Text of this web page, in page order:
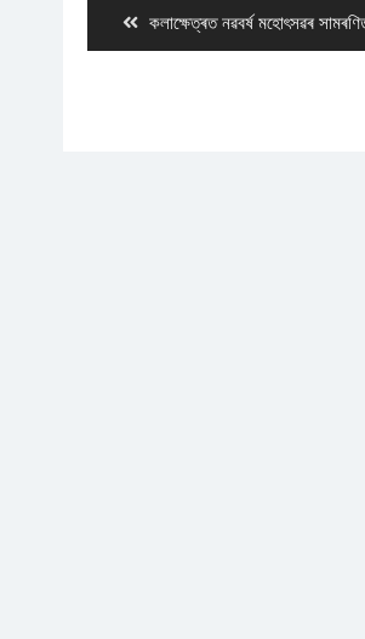
Previous
post:
কলাক্ষেত্ৰত নৱবৰ্ষ মহোৎসৱৰ